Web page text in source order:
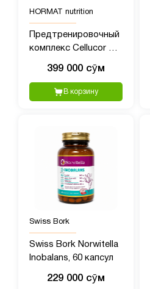
HORMAT nutrition
Предтренировочный
комплекс Cellucor C4
399 000 сӯм
В корзину
Swiss Bork
Swiss Bork Norwitella
Inobalans, 60 капсул
229 000 сӯм